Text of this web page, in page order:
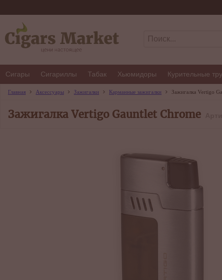
Сигары Сигариллы Табак Хьюмидоры Курительные
Главная Аксессуары Зажигалки Карманные зажигалки Зажигалка Vertigo
Зажигалка Vertigo Gauntlet Chrome